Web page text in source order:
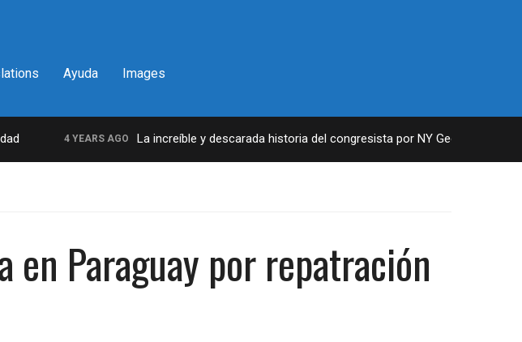
Ayuda Images
4 YEARS AGO La increíble y descarada historia del congresista por NY George Santos
en Paraguay por repatración